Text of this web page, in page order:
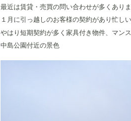
最近は賃貸・売買の問い合わせが多くありま
１月に引っ越しのお客様の契約があり忙しい
やはり短期契約が多く家具付き物件、マン
中島公園付近の景色